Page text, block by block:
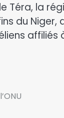
la
du Niger,
affiliés